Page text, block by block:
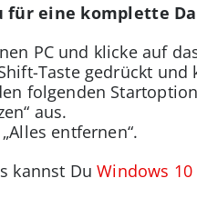
für eine komplette
PC und klicke auf
Taste gedrückt und
folgenden
aus.
entfernen“.
kannst DuWindows